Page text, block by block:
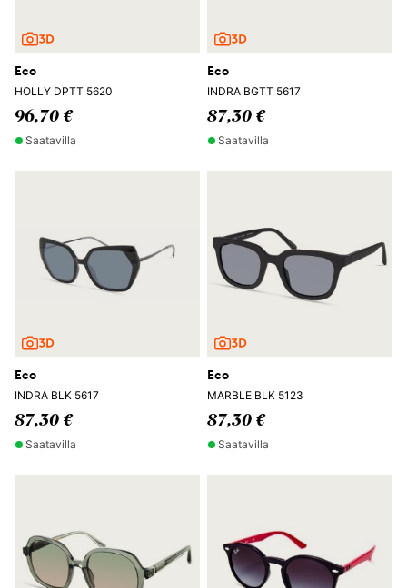
Eco
HOLLY DPTT 5620
96,70 €
Saatavilla
Eco
INDRA BGTT 5617
87,30 €
Saatavilla
Eco
INDRA BLK 5617
87,30 €
Saatavilla
Eco
MARBLE BLK 5123
87,30 €
Saatavilla